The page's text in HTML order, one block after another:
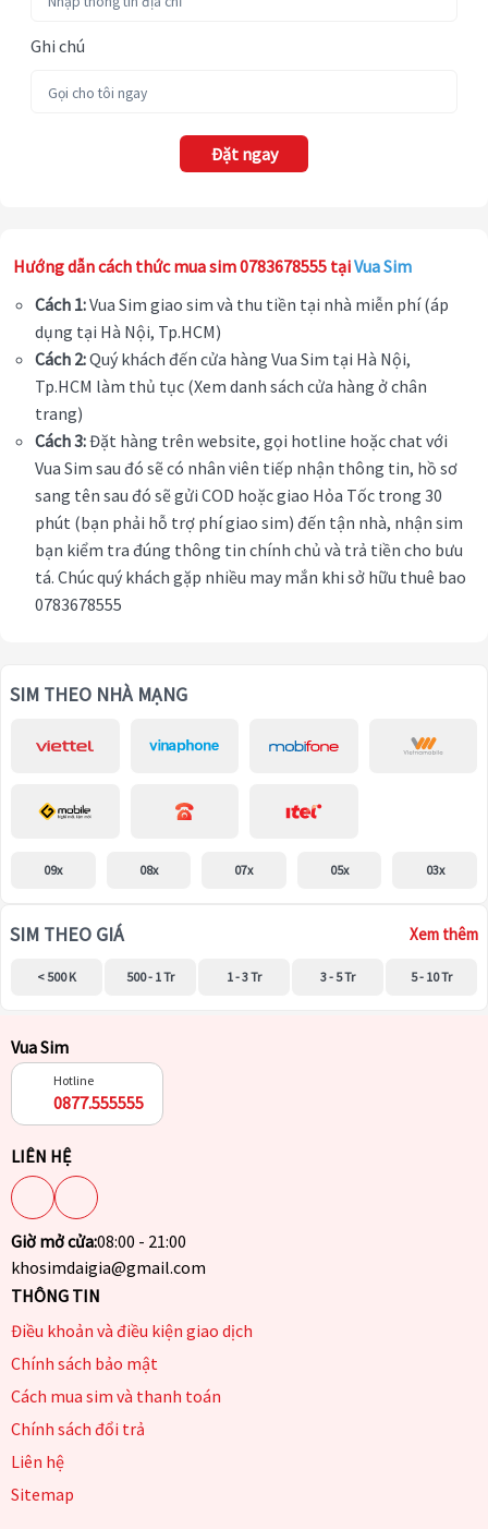
Ghi chú
Đặt ngay
Hướng dẫn cách thức mua sim 0783678555 tạiVua Sim
Cách 1:Vua Sim giao sim và thu tiền tại nhà miễn phí (áp
dụng tại Hà Nội, Tp.HCM)
Cách 2:Quý khách đến cửa hàng Vua Sim tại Hà Nội,
Tp.HCM làm thủ tục (Xem danh sách cửa hàng ở chân
trang)
Cách 3:Đặt hàng trên website, gọi hotline hoặc chat với
Vua Sim sau đó sẽ có nhân viên tiếp nhận thông tin, hồ sơ
sang tên sau đó sẽ gửi COD hoặc giao Hỏa Tốc trong 30
phút (bạn phải hỗ trợ phí giao sim) đến tận nhà, nhận sim
bạn kiểm tra đúng thông tin chính chủ và trả tiền cho bưu
tá. Chúc quý khách gặp nhiều may mắn khi sở hữu thuê bao
0783678555
SIM THEO NHÀ MẠNG
09x 08x 07x 05x 03x
SIM THEO GIÁ Xem thêm
< 500 K 500 - 1 Tr 1 - 3 Tr 3 - 5 Tr 5 - 10 Tr
Vua Sim
Hotline
0877.555555
LIÊN HỆ
Giờ mở cửa:08:00 - 21:00
khosimdaigia@gmail.com
THÔNG TIN
Điều khoản và điều kiện giao dịch
Chính sách bảo mật
Cách mua sim và thanh toán
Chính sách đổi trả
Liên hệ
Sitemap